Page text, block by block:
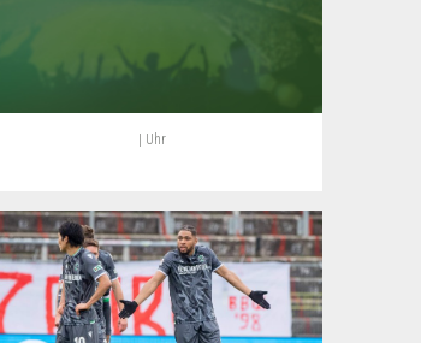
| Uhr